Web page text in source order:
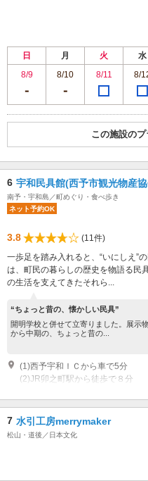
日 月 火 水
8/9
8/10 8/11 8/
この施設のプ
6 宇和民具館(西予市観光物産
南予・宇和島／町めぐり・食べ歩き
ネット予約OK
3.8
(11件)
一歩足を踏み入れると、“いにしえ”
は、町民の暮らしの歴史を物語る民
の生活を支えてきたそれら...
“ちょっと昔の、懐かしい民具”
開明学校と併せて立寄りました。展示
から中期の、ちょっと昔の...
(1)西予宇和ＩＣから車で5分
(2)JR卯之町駅から徒歩で８分
開館時間：9:00～17:00 入館受
近隣駐車場あり（無料）20台 宇
7 水引工房merrymaker
松山・道後／日本文化